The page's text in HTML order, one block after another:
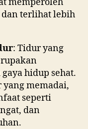
dan terlihat lebih
: Tidur yang
hidup sehat.
memadai,
seperti
dan